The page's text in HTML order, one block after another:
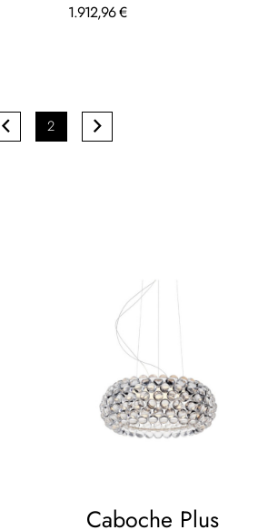
1.912,96 €
Pagina
PrecedenteAttualmente
2
Caboche Plus